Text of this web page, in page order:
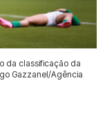
da classificação da
Gazzanel/Agência